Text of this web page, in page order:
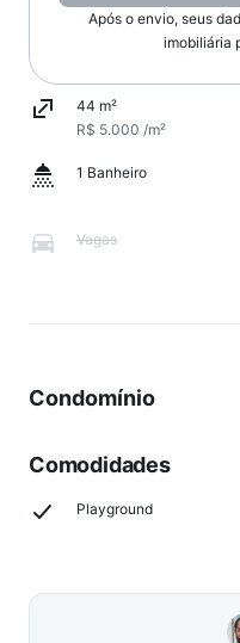
Após o envio, seus
imobiliária
44 m²
R$ 5.000 /m²
1 Banheiro
Vagas
Condomínio
Comodidades
Playground